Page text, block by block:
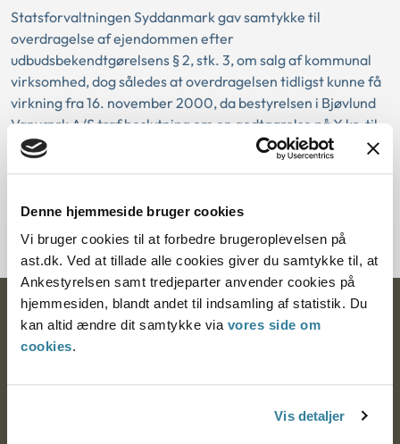
Denne hjemmeside bruger cookies
Vi bruger cookies til at forbedre brugeroplevelsen på
ast.dk. Ved at tillade alle cookies giver du samtykke til, at
Ankestyrelsen samt tredjeparter anvender cookies på
hjemmesiden, blandt andet til indsamling af statistik. Du
kan altid ændre dit samtykke via vores side om
cookies.
Vis detaljer
Statsforvaltningen Syddanmark gav samtykke til
overdragelse af ejendommen efter
udbudsbekendtgørelsens § 2, stk. 3, om salg af kommunal
virksomhed, dog således at overdragelsen tidligst kunne få
virkning fra 16. november 2000, da bestyrelsen i Bjøvlund
Vanværk A/S traf beslutning om en godtgørelse på X kr. til
daværende Bramming Vandforsyning.
Download PDF
Ankestyrelsen
Postadresse: